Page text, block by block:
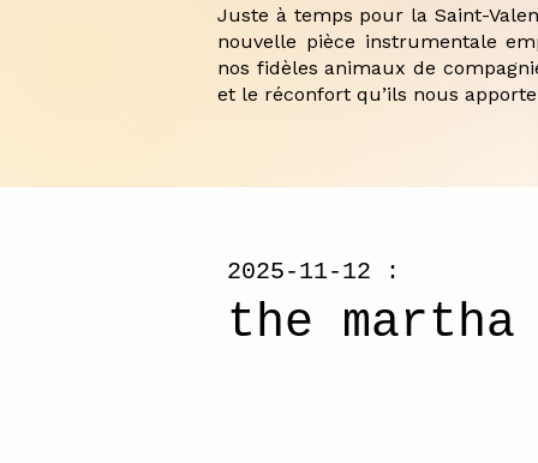
Juste à temps pour la Saint-
nouvelle pièce instrumentale
nos fidèles animaux de
et le réconfort qu’ils nous
2025-11-12 :
the